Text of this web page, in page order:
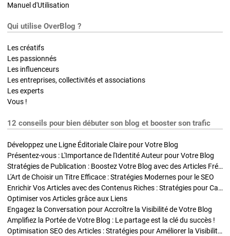
Manuel d'Utilisation
Qui utilise OverBlog ?
Les créatifs
Les passionnés
Les influenceurs
Les entreprises, collectivités et associations
Les experts
Vous !
12 conseils pour bien débuter son blog et booster son trafic
Développez une Ligne Éditoriale Claire pour Votre Blog
Présentez-vous : L'Importance de l'Identité Auteur pour Votre Blog
Stratégies de Publication : Boostez Votre Blog avec des Articles Fréquents et Exclusifs
L'Art de Choisir un Titre Efficace : Stratégies Modernes pour le SEO
Enrichir Vos Articles avec des Contenus Riches : Stratégies pour Captiver et Optimiser
Optimiser vos Articles grâce aux Liens
Engagez la Conversation pour Accroître la Visibilité de Votre Blog
Amplifiez la Portée de Votre Blog : Le partage est la clé du succès !
Optimisation SEO des Articles : Stratégies pour Améliorer la Visibilité de Votre Blog